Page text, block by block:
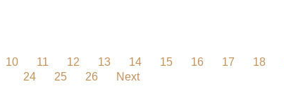
10 11 12 13 14 15 16 17 18
24
25 26 Next